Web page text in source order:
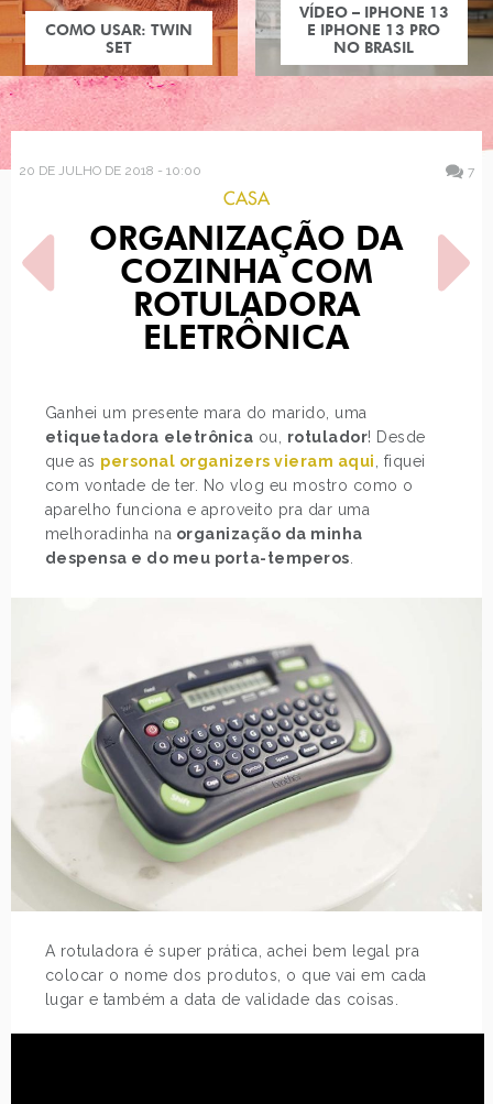
COMO USAR: TWIN
SET
VÍDEO – IPHONE 13
E IPHONE 13 PRO
NO BRASIL
20 DE JULHO DE 2018 - 10:00 7
CASA
ORGANIZAÇÃO DA
COZINHA COM
ROTULADORA
ELETRÔNICA
Ganhei um presente mara do marido, uma
etiquetadora eletrônica ou, rotulador! Desde
que as personal organizers vieram aqui
, fiquei
com vontade de ter. No vlog eu mostro como o
aparelho funciona e aproveito pra dar uma
melhoradinha na organização da minha
despensa e do meu porta-temperos
A rotuladora é super prática, achei bem legal pra
colocar o nome dos produtos, o que vai em cada
lugar e também a data de validade das coisas.
BEAUTY
PRINCESA DISNEY X TOMS